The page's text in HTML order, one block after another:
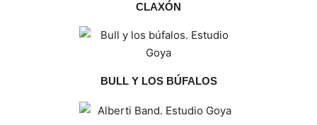
CLAXÓN
BULL Y LOS BÚFALOS